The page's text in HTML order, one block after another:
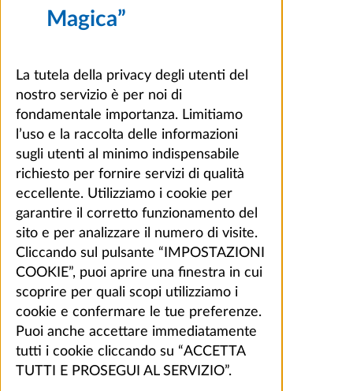
Magica”
La tutela della privacy degli utenti del
nostro servizio è per noi di
fondamentale importanza. Limitiamo
l’uso e la raccolta delle informazioni
sugli utenti al minimo indispensabile
richiesto per fornire servizi di qualità
eccellente. Utilizziamo i cookie per
garantire il corretto funzionamento del
sito e per analizzare il numero di visite.
Cliccando sul pulsante “IMPOSTAZIONI
COOKIE”, puoi aprire una finestra in cui
scoprire per quali scopi utilizziamo i
cookie e confermare le tue preferenze.
Puoi anche accettare immediatamente
tutti i cookie cliccando su “ACCETTA
TUTTI E PROSEGUI AL SERVIZIO”.